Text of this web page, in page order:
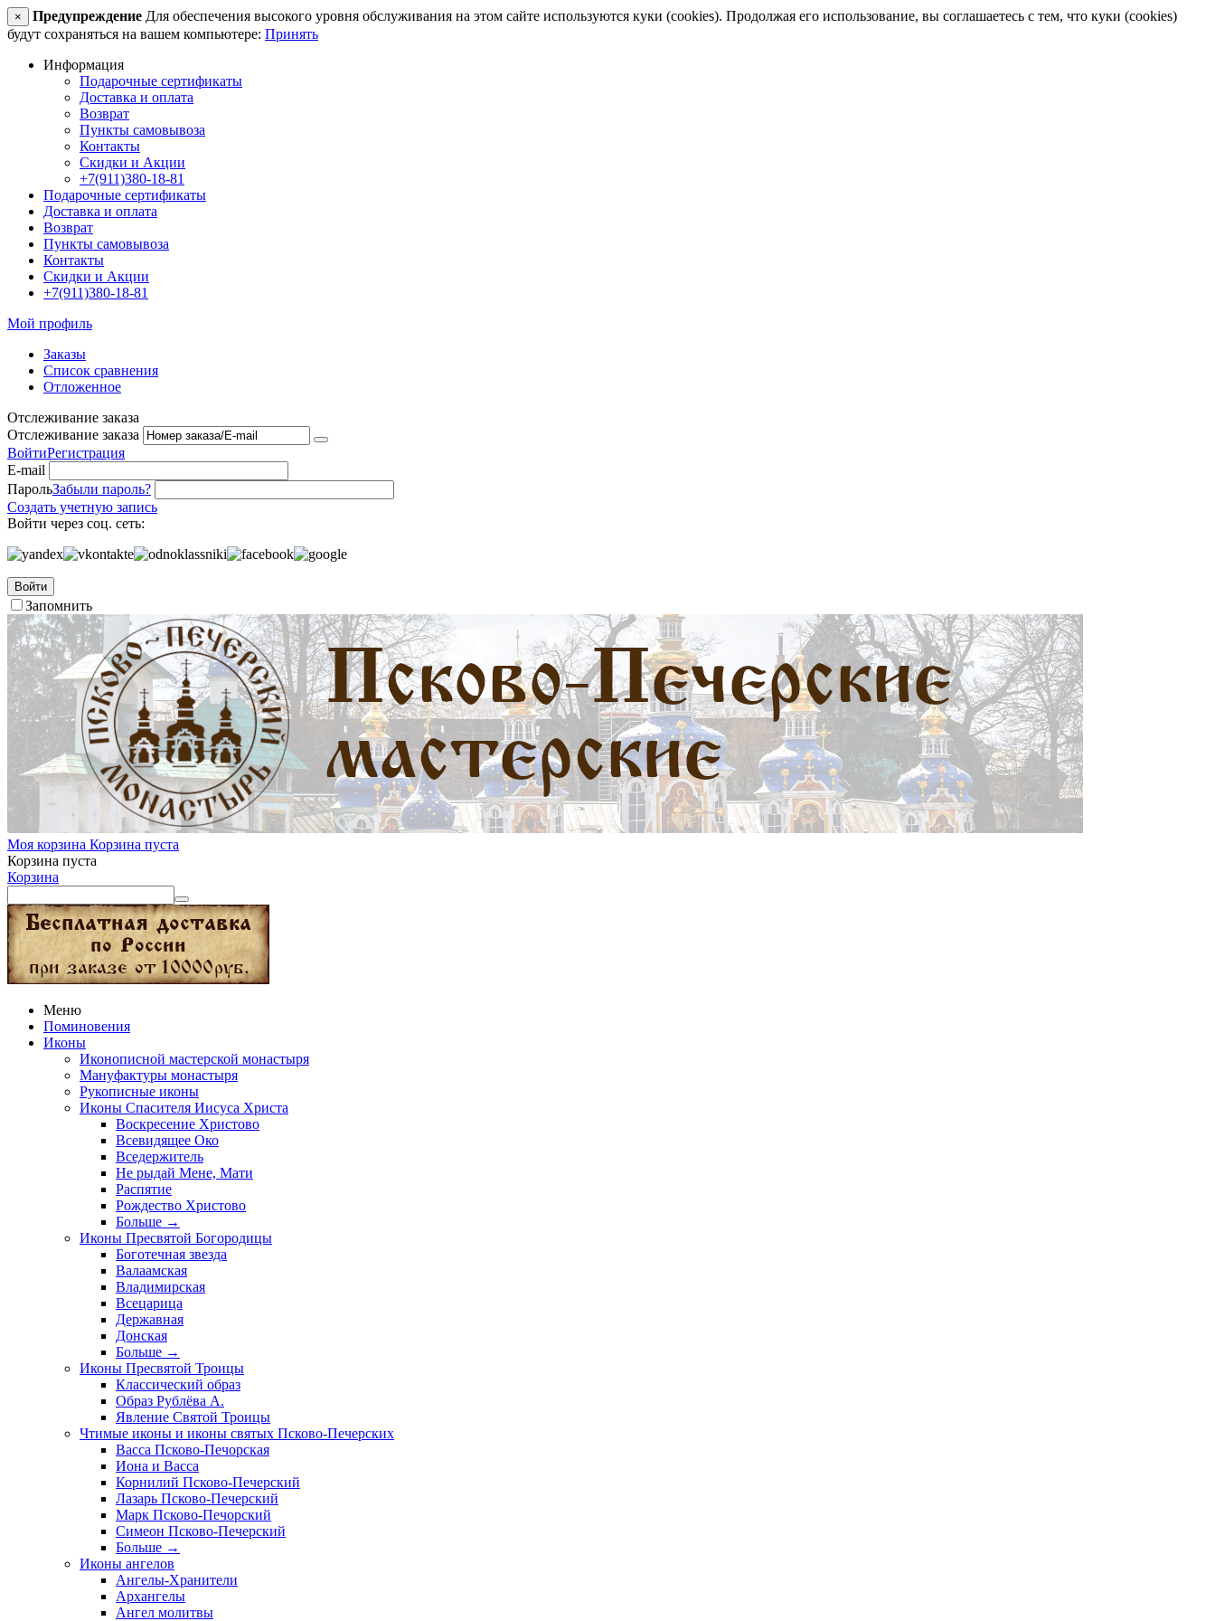
× Предупреждение Для обеспечения высокого уровня обслуживания на этом сайте используются куки (cookies). Продолжая его использование, вы соглашаетесь с тем, что куки (cookies)
будут сохраняться на вашем компьютере: Принять
Информация
Подарочные сертификаты
Доставка и оплата
Возврат
Пункты самовывоза
Контакты
Скидки и Акции
+7(911)380-18-81
Подарочные сертификаты
Доставка и оплата
Возврат
Пункты самовывоза
Контакты
Скидки и Акции
+7(911)380-18-81
Мой профиль
Заказы
Список сравнения
Отложенное
Отслеживание заказа
Отслеживание заказа
ВойтиРегистрация
E-mail
ПарольЗабыли пароль?
Создать учетную запись
Войти через соц. сеть:
Войти
Запомнить
Моя корзина Корзина пуста
Корзина пуста
Корзина
Меню
Поминовения
Иконы
Иконописной мастерской монастыря
Мануфактуры монастыря
Рукописные иконы
Иконы Спасителя Иисуса Христа
Воскресение Христово
Всевидящее Око
Вседержитель
Не рыдай Мене, Мати
Распятие
Рождество Христово
Больше →
Иконы Пресвятой Богородицы
Боготечная звезда
Валаамская
Владимирская
Всецарица
Державная
Донская
Больше →
Иконы Пресвятой Троицы
Классический образ
Образ Рублёва А.
Явление Святой Троицы
Чтимые иконы и иконы святых Псково-Печерских
Васса Псково-Печорская
Иона и Васса
Корнилий Псково-Печерский
Лазарь Псково-Печерский
Марк Псково-Печорский
Симеон Псково-Печерский
Больше →
Иконы ангелов
Ангелы-Хранители
Архангелы
Ангел молитвы